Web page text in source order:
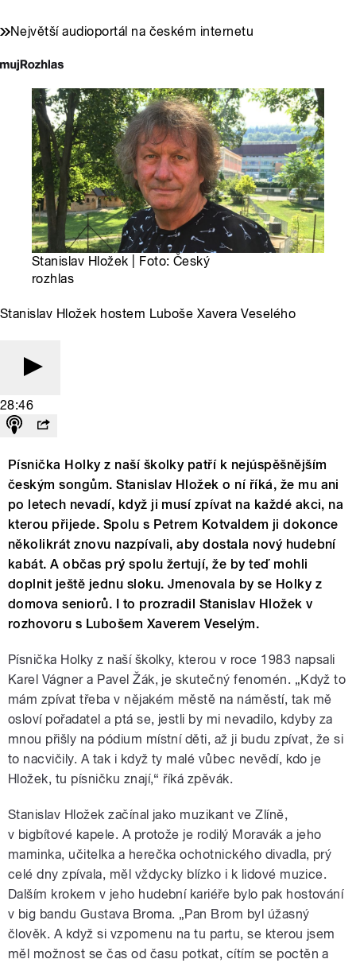
Největší audioportál na českém internetu
Stanislav Hložek | Foto: Český
rozhlas
Stanislav Hložek hostem Luboše Xavera Veselého
28:46
Písnička Holky z naší školky patří k nejúspěšnějším
českým songům. Stanislav Hložek o ní říká, že mu ani
po letech nevadí, když ji musí zpívat na každé akci, na
kterou přijede. Spolu s Petrem Kotvaldem ji dokonce
několikrát znovu nazpívali, aby dostala nový hudební
kabát. A občas prý spolu žertují, že by teď mohli
doplnit ještě jednu sloku. Jmenovala by se Holky z
domova seniorů. I to prozradil Stanislav Hložek v
rozhovoru s Lubošem Xaverem Veselým.
Písnička Holky z naší školky, kterou v roce 1983 napsali
Karel Vágner a Pavel Žák, je skutečný fenomén. „Když to
mám zpívat třeba v nějakém městě na náměstí, tak mě
osloví pořadatel a ptá se, jestli by mi nevadilo, kdyby za
mnou přišly na pódium místní děti, až ji budu zpívat, že si
to nacvičily. A tak i když ty malé vůbec nevědí, kdo je
Hložek, tu písničku znají,“ říká zpěvák.
Stanislav Hložek začínal jako muzikant ve Zlíně,
v bigbítové kapele. A protože je rodilý Moravák a jeho
maminka, učitelka a herečka ochotnického divadla, prý
celé dny zpívala, měl vždycky blízko i k lidové muzice.
Dalším krokem v jeho hudební kariéře bylo pak hostování
v big bandu Gustava Broma. „Pan Brom byl úžasný
člověk. A když si vzpomenu na tu partu, se kterou jsem
měl možnost se čas od času potkat, cítím se poctěn a